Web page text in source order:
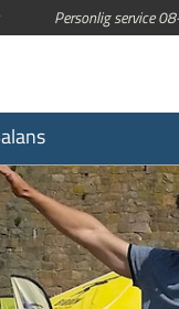
Personlig service